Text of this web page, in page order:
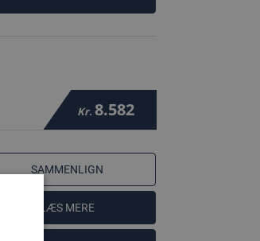
Kr. 8.582
SAMMENLIGN
LÆS MERE